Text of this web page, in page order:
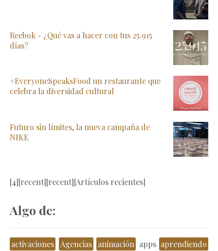
Reebok - ¿Qué vas a hacer con tus 25.915
días?
#EveryoneSpeaksFood un restaurante que
celebra la diversidad cultural
Futuro sin límites, la nueva campaña de
NIKE
[4][recent][recent][Artículos recientes]
Algo de:
activaciones Agencias animación apps aprendiendo